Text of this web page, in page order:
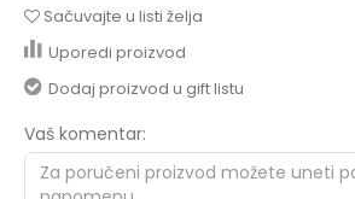
Sačuvajte u listi želja
Uporedi proizvod
Dodaj proizvod u gift listu
Vaš komentar: